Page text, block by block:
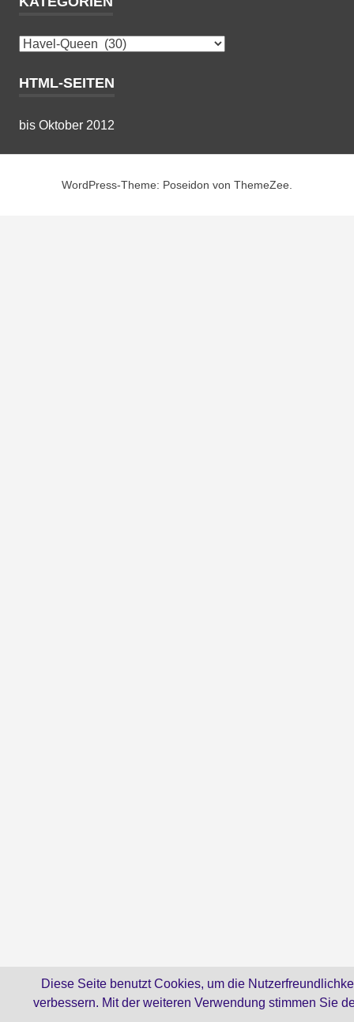
Kategorien
HTML-SEITEN
bis Oktober 2012
WordPress-Theme: Poseidon von ThemeZee.
Diese Seite benutzt Cookies, um die
verbessern. Mit der weiteren Verwendung stimmen Sie